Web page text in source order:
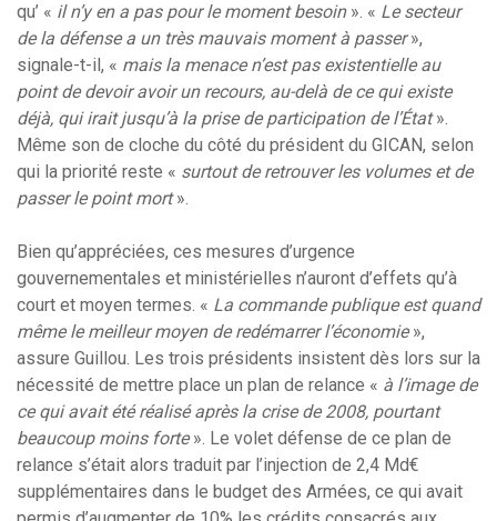
qu’ « il n’y en a pas pour le moment besoin». « Le secteur
de la défense a un très mauvais moment à passer»,
signale-t-il, « mais la menace n’est pas existentielle au
point de devoir avoir un recours, au-delà de ce qui existe
déjà, qui irait jusqu’à la prise de participation de l’État».
Même son de cloche du côté du président du GICAN, selon
qui la priorité reste « surtout de retrouver les volumes et de
passer le point mort».
Bien qu’appréciées, ces mesures d’urgence
gouvernementales et ministérielles n’auront d’effets qu’à
court et moyen termes. « La commande publique est quand
même le meilleur moyen de redémarrer l’économie»,
assure Guillou. Les trois présidents insistent dès lors sur la
nécessité de mettre place un plan de relance « à l’image de
ce qui avait été réalisé après la crise de 2008, pourtant
beaucoup moins forte». Le volet défense de ce plan de
relance s’était alors traduit par l’injection de 2,4 Md€
supplémentaires dans le budget des Armées, ce qui avait